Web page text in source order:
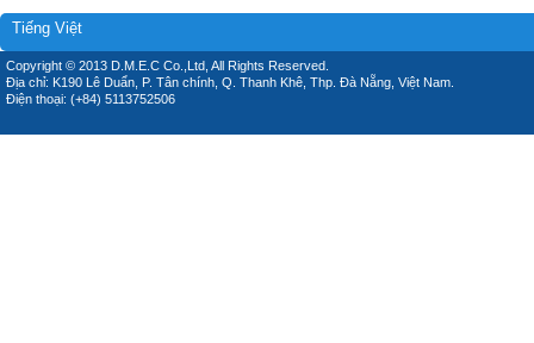
Tiếng Việt
Copyright © 2013 D.M.E.C Co.,Ltd, All Rights Reserved.
Địa chỉ: K190 Lê Duẩn, P. Tân chính, Q. Thanh Khê, Thp. Đà Nẵng, Việt Nam.
Điện thoại: (+84) 5113752506